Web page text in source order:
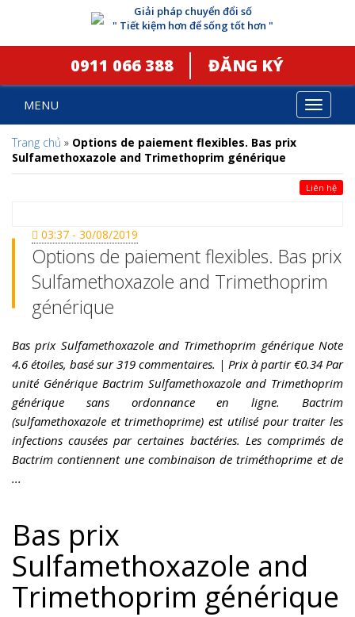
Giải pháp chuyển đổi số
" Tiết kiệm hơn để sống tốt hơn "
0911 066 388 ĐĂNG KÝ
Toggle
MENU
Trang chủ » Options de paiement flexibles. Bas prix
Sulfamethoxazole and Trimethoprim générique
Liên hệ
03:37 - 30/08/2019
Options de paiement flexibles. Bas prix
Sulfamethoxazole and Trimethoprim
générique
Bas prix Sulfamethoxazole and Trimethoprim générique Note
4.6 étoiles, basé sur 319 commentaires. | Prix à partir €0.34 Par
unité Générique Bactrim Sulfamethoxazole and Trimethoprim
générique sans ordonnance en ligne. Bactrim
(sulfamethoxazole et trimethoprime) est utilisé pour traiter les
infections causées par certaines bactéries. Les comprimés de
Bactrim contiennent une combinaison de triméthoprime et de
...
Bas prix
Sulfamethoxazole and
Trimethoprim générique